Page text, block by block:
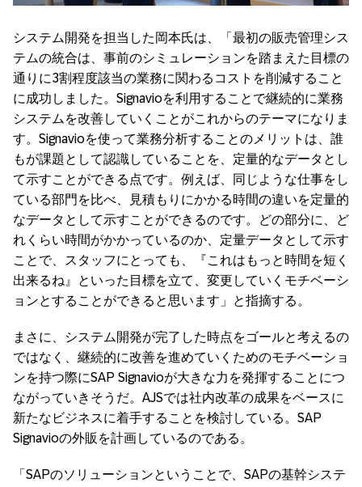
システム開発を担当した岡本氏は、「最初の販売管理シス
テムの統合は、事前のシミュレーションを踏まえた目標の
通りに3割程度該当の業務に関わるコストを削減すること
に成功しました。Signavioを利用することで継続的に業務
システムを改善していくことがこれからのテーマになりま
す。Signavioを使って業務分析することのメリットは、誰
もが課題として認識していることを、定量的なデータとし
て示すことができる点です。例えば、同じような仕事をし
ている部門を比べ、見積もりにかかる時間の違いを定量的
なデータとして示すことができるのです。どの部分に、ど
れくらい時間がかかっているのか、定量データとして示す
ことで、スタッフにとっても、『これはもっと時間を短く
出来るね』といった目標を立て、変更していくモチベーシ
ョンとすることができると思います」と指摘する。
まさに、システム開発が完了した時点をゴールと考えるの
ではなく、継続的に改善を進めていくためのモチベーショ
ンを持つ際にSAP Signavioが大きな力を発揮することにつ
ながっていきそうだ。AJSでは社内改革の成果をベースに
新たなビジネスに着手することを検討している。SAP
Signavioの外販を計画しているのである。
「SAPのソリューションということで、SAPの基幹システ